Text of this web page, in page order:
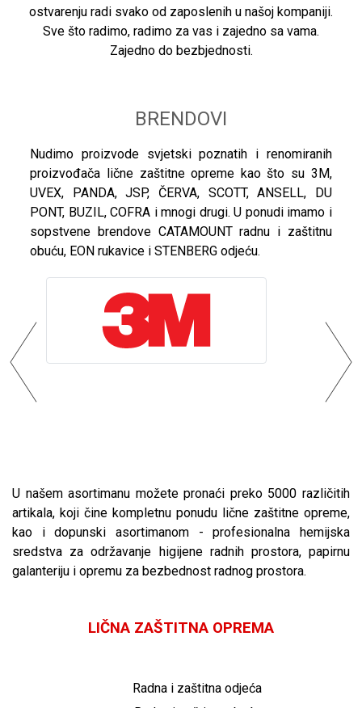
ostvarenju radi svako od zaposlenih u našoj kompaniji.
Sve što radimo, radimo za vas i zajedno sa vama.
Zajedno do bezbjednosti.
BRENDOVI
Nudimo proizvode svjetski poznatih i renomiranih
proizvođača lične zaštitne opreme kao što su 3M,
UVEX, PANDA, JSP, ČERVA, SCOTT, ANSELL, DU
PONT, BUZIL, COFRA i mnogi drugi. U ponudi imamo i
sopstvene brendove CATAMOUNT radnu i zaštitnu
obuću, EON rukavice i STENBERG odjeću.
U našem asortimanu možete pronaći preko 5000 različitih
artikala, koji čine kompletnu ponudu lične zaštitne opreme,
kao i dopunski asortimanom - profesionalna hemijska
sredstva za održavanje higijene radnih prostora, papirnu
galanteriju i opremu za bezbednost radnog prostora.
LIČNA ZAŠTITNA OPREMA
Radna i zaštitna odjeća